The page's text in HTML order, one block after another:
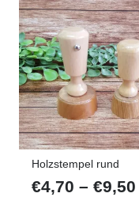
Holzstempel rund
€4,70 – €9,50